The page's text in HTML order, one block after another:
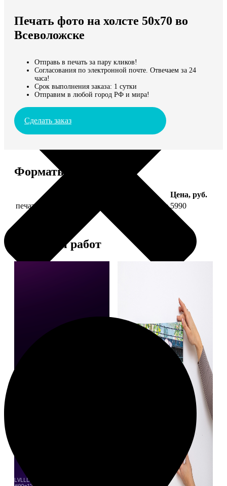
Мы доставляем по всему миру
Продолжить без города
Печать фото на холсте 50х70 во
Всеволожске
Отправь в печать за пару кликов!
Согласования по электронной почте. Отвечаем за 24
часа!
Срок выполнения заказа: 1 сутки
Отправим в любой город РФ и мира!
Сделать заказ
Форматы и цены
Цена, руб.
печать фото на холсте 50х70 на подрамнике 5990
Примеры работ